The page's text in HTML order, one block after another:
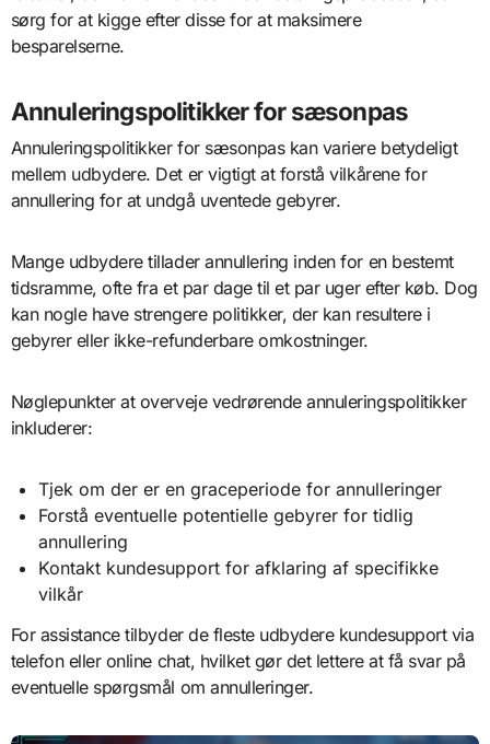
sørg for at kigge efter disse for at maksimere
besparelserne.
Annuleringspolitikker for sæsonpas
Annuleringspolitikker for sæsonpas kan variere betydeligt
mellem udbydere. Det er vigtigt at forstå vilkårene for
annullering for at undgå uventede gebyrer.
Mange udbydere tillader annullering inden for en bestemt
tidsramme, ofte fra et par dage til et par uger efter køb. Dog
kan nogle have strengere politikker, der kan resultere i
gebyrer eller ikke-refunderbare omkostninger.
Nøglepunkter at overveje vedrørende annuleringspolitikker
inkluderer:
Tjek om der er en graceperiode for annulleringer
Forstå eventuelle potentielle gebyrer for tidlig
annullering
Kontakt kundesupport for afklaring af specifikke
vilkår
For assistance tilbyder de fleste udbydere kundesupport via
telefon eller online chat, hvilket gør det lettere at få svar på
eventuelle spørgsmål om annulleringer.